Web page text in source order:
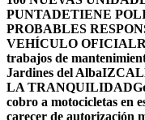
PUNTADETIENE
PROBABLES
VEHÍCULO OFICIAL
trabajos de
Jardines del Alba
LA TRANQUILIDAD
cobro a motocicletas en
carecer de autorización